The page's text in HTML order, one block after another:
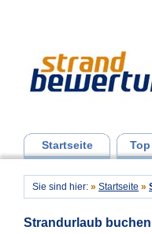
Startseite
Sie sind hier: » Startseite »
Strandurlaub buchen